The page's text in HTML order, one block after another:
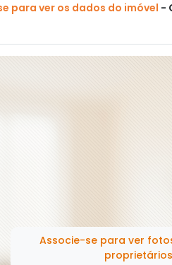
para ver os dados do imóvel -
Associe-se para ver
proprietários